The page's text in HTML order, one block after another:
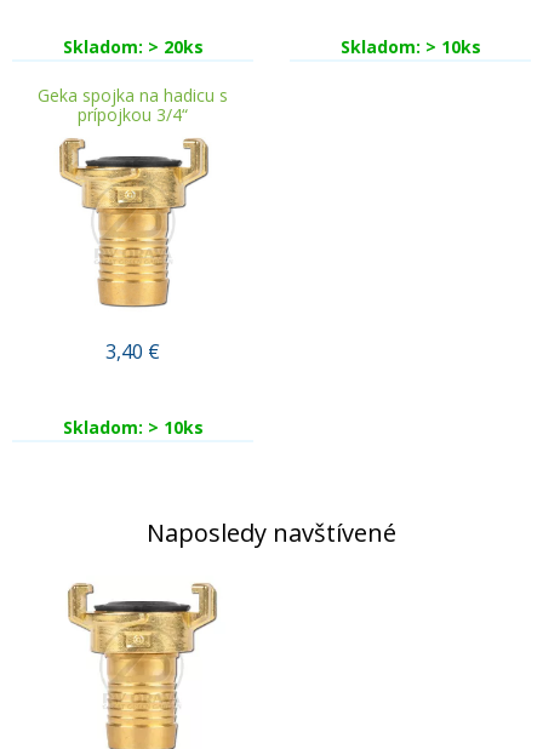
Skladom: > 20ks Skladom: > 10ks
Geka spojka na hadicu s
prípojkou 3/4“
3,40 €
Skladom: > 10ks
Naposledy navštívené